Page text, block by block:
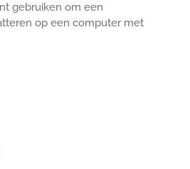
gebruiken om een
op een computer met